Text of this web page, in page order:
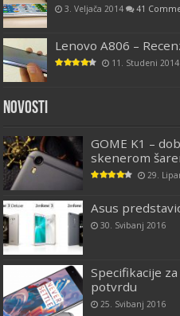
3. Veljača 2014 41
Lenovo A806 –
11. Studeni 2014
Novosti
GOME K1 –
skenerom
29.
Asus
30. Svibanj 2016
Specifikacije
potvrdu
25. Svibanj 2016